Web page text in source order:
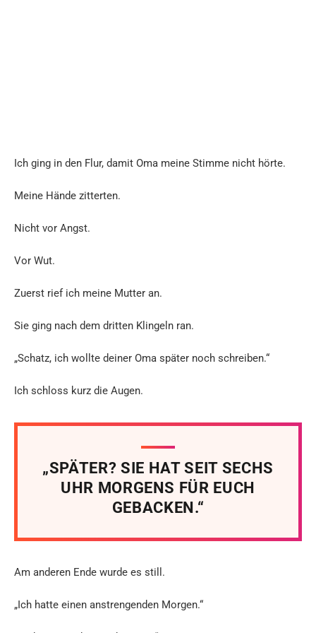
Ich ging in den Flur, damit Oma meine Stimme nicht hörte.
Meine Hände zitterten.
Nicht vor Angst.
Vor Wut.
Zuerst rief ich meine Mutter an.
Sie ging nach dem dritten Klingeln ran.
„Schatz, ich wollte deiner Oma später noch schreiben.“
Ich schloss kurz die Augen.
„SPÄTER? SIE HAT SEIT SECHS
UHR MORGENS FÜR EUCH
GEBACKEN.“
Am anderen Ende wurde es still.
„Ich hatte einen anstrengenden Morgen.“